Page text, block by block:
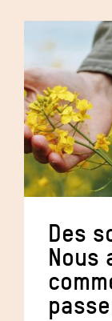
Des
Nous